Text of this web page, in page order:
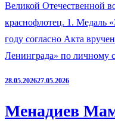
Великой Отечественной
краснофлотец. 1. Медаль
году согласно Акта
Ленинграда» по личному
28.05.202627.05.2026
Менадиев